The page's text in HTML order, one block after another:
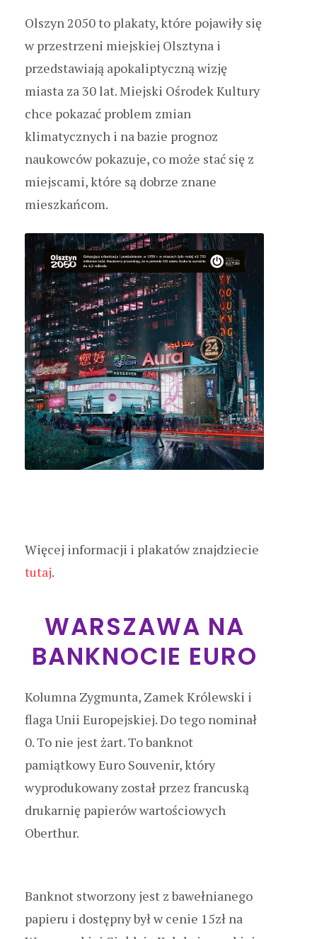
Olszyn 2050 to plakaty, które pojawiły się
w przestrzeni miejskiej Olsztyna i
przedstawiają apokaliptyczną wizję
miasta za 30 lat. Miejski Ośrodek Kultury
chce pokazać problem zmian
klimatycznych i na bazie prognoz
naukowców pokazuje, co może stać się z
miejscami, które są dobrze znane
mieszkańcom.
Więcej informacji i plakatów znajdziecie
tutaj.
WARSZAWA NA
BANKNOCIE EURO
Kolumna Zygmunta, Zamek Królewski i
flaga Unii Europejskiej. Do tego nominał
0. To nie jest żart. To banknot
pamiątkowy Euro Souvenir, który
wyprodukowany został przez francuską
drukarnię papierów wartościowych
Oberthur.
Banknot stworzony jest z bawełnianego
papieru i dostępny był w cenie 15zł na